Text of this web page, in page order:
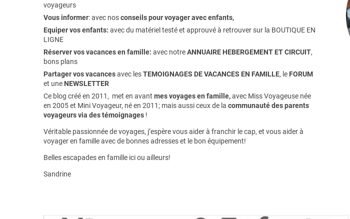
voyageurs
Vous informer:avec nosconseils pour voyager avec enfants,
Equiper vos enfants: avec du matériel testé et approuvé à retrouver sur la BOUTIQUE EN
LIGNE
Réserver vos vacances en famille: avec notreANNUAIRE HEBERGEMENT ET CIRCUIT,
bons plans
Partager vos vacancesavec lesTEMOIGNAGES DE VACANCES EN FAMILLE, le FORUM
et une NEWSLETTER
Ce blog créé en 2011, met en avant mes voyages en famille,avec Miss Voyageuse née
en 2005 et Mini Voyageur, né en 2011; mais aussi ceux de la communauté des parents
voyageurs via des témoignages !
Véritable passionnée de voyages, j’espère vous aider à franchir le cap, et vous aider à
voyager en famille avec de bonnes adresses et le bon équipement!
Belles escapades en famille ici ou ailleurs!
Sandrine